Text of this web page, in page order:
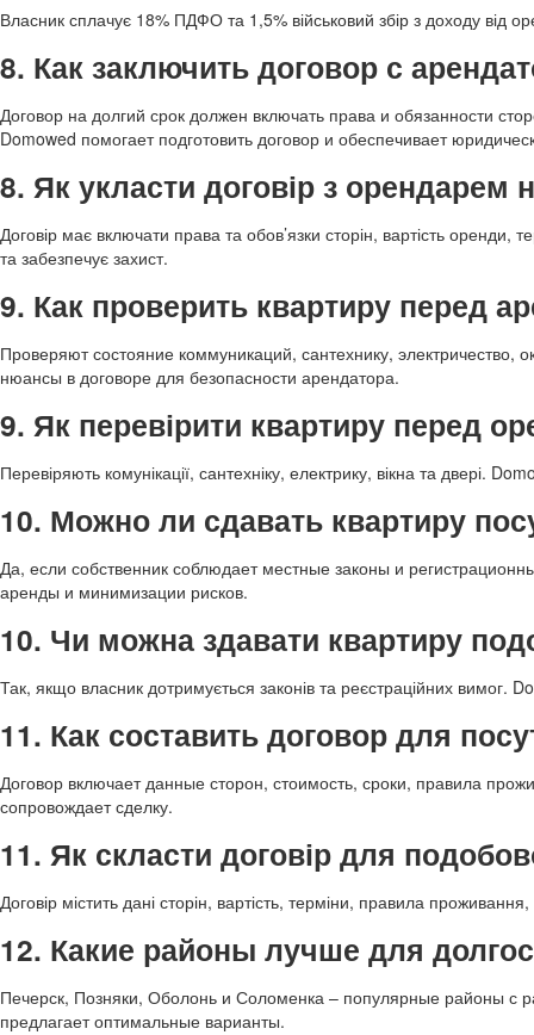
Власник сплачує 18% ПДФО та 1,5% військовий збір з доходу від
8. Как заключить договор с
Договор на долгий срок должен включать права и обязанности
Domowed помогает подготовить договор и обеспечивает
8. Як укласти договір з орендарем
Договір має включати права та обов’язки сторін, вартість оренди,
та забезпечує захист.
9. Как проверить квартиру перед
Проверяют состояние коммуникаций, сантехнику,
нюансы в договоре для безопасности арендатора.
9. Як перевірити квартиру перед
Перевіряють комунікації, сантехніку, електрику, вікна та двері.
10. Можно ли сдавать квартиру
Да, если собственник соблюдает местные законы и
аренды и минимизации рисков.
10. Чи можна здавати квартиру
Так, якщо власник дотримується законів та реєстраційних вимог.
11. Как составить договор для
Договор включает данные сторон, стоимость, сроки, правила
сопровождает сделку.
11. Як скласти договір для
Договір містить дані сторін, вартість, терміни, правила
12. Какие районы лучше для
Печерск, Позняки, Оболонь и Соломенка – популярные районы с
предлагает оптимальные варианты.